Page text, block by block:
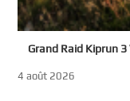
Grand Raid Kiprun
4 août 2026